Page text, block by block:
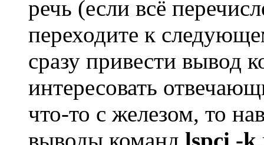
речь (если всё
переходите к
сразу привести вывод
интересовать
что-то с железом, то